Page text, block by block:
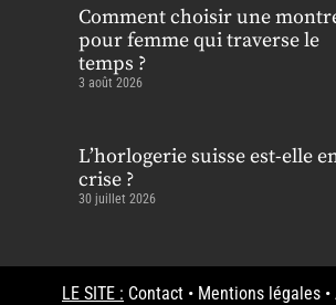
Comment choisir une
pour femme qui traverse le
temps ?
3 août 2026
L’horlogerie suisse est-elle
crise ?
30 juillet 2026
LE SITE : Contact • Mentions légales •